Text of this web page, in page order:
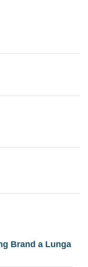
Brand a Lunga